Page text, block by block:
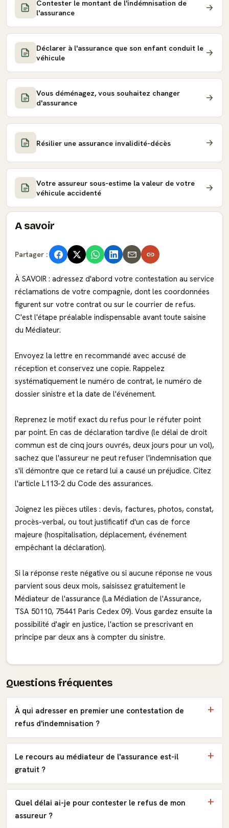
Contester le montant de l'indémnisation de
l'assurance
Déclarer à l'assurance que son enfant conduit le
véhicule
Vous déménagez, vous souhaitez changer
d'assurance
Résilier une assurance invalidité-décès
Votre assureur sous-estime la valeur de votre
véhicule accidenté
A savoir
Partager :
À SAVOIR : adressez d'abord votre contestation au service
réclamations de votre compagnie, dont les coordonnées
figurent sur votre contrat ou sur le courrier de refus.
C'est l'étape préalable indispensable avant toute saisine
du Médiateur.
Envoyez la lettre en recommandé avec accusé de
réception et conservez une copie. Rappelez
systématiquement le numéro de contrat, le numéro de
dossier sinistre et la date de l'événement.
Reprenez le motif exact du refus pour le réfuter point
par point. En cas de déclaration tardive (le délai de droit
commun est de cinq jours ouvrés, deux jours pour un vol),
sachez que l'assureur ne peut refuser l'indemnisation que
s'il démontre que ce retard lui a causé un préjudice. Citez
l'article L113-2 du Code des assurances.
Joignez les pièces utiles : devis, factures, photos, constat,
procès-verbal, ou tout justificatif d'un cas de force
majeure (hospitalisation, déplacement, événement
empêchant la déclaration).
Si la réponse reste négative ou si aucune réponse ne vous
parvient sous deux mois, saisissez gratuitement le
Médiateur de l'assurance (La Médiation de l'Assurance,
TSA 50110, 75441 Paris Cedex 09). Vous gardez ensuite la
possibilité d'agir en justice, l'action se prescrivant en
principe par deux ans à compter du sinistre.
Questions fréquentes
À qui adresser en premier une contestation de
refus d'indemnisation ?
Le recours au médiateur de l'assurance est-il
gratuit ?
Quel délai ai-je pour contester le refus de mon
assureur ?